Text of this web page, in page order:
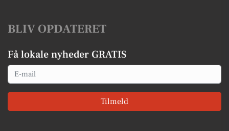
BLIV OPDATERET
Få lokale nyheder GRATIS
Email
Tilmeld